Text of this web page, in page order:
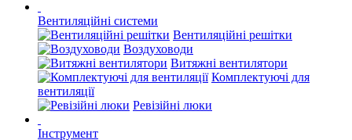
Вентиляційні системи
Вентиляційні решітки
Воздуховоди
Витяжні вентилятори
Комплектуючі для
вентиляції
Ревізійні люки
Інструмент